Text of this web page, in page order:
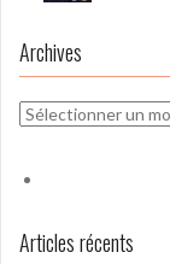
Archives
Archives
Articles récents